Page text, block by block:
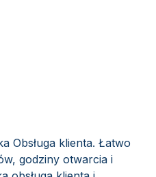
Obsługa klienta. Łatwo
godziny otwarcia i